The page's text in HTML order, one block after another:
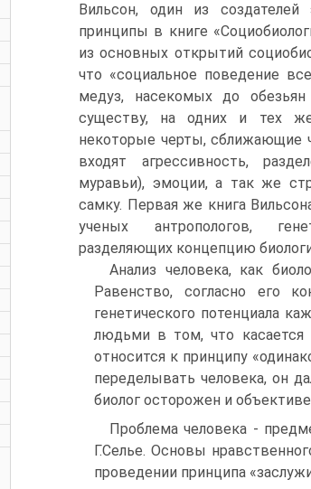
Вильсон, один из
принципы в книге
из основных открытий
что «социальное поведение
медуз, насекомых до
существу, на одних и тех
некоторые черты, сближающие
входят агрессивность,
муравьи), эмоции, а так же
самку. Первая же книга
ученых антропологов,
разделяющих концепцию
Анализ человека, как
Равенство, согласно его
генетического потенциала
людьми в том, что касается
относится к принципу
переделывать человека, он
биолог осторожен и
Проблема человека -
Г.Селье. Основы
проведении принципа